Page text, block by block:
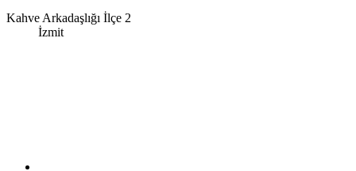
Kahve Arkadaşlığı İlçe 2
İzmit